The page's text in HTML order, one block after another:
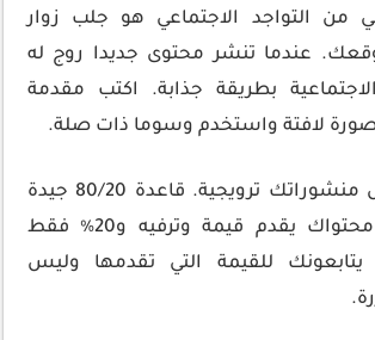
من التواجد الاجتماعي هو جلب زوار
عندما تنشر محتوى جديدا روج له
بطريقة جذابة. اكتب مقدمة
لافتة واستخدم وسوما ذات صلة.
لكن لا تجعل كل منشوراتك ترويجية. قاعدة 80/20 جيدة
حيث 80٪ من محتواك يقدم قيمة وترفيه و20٪ فقط
يتابعونك للقيمة التي تقدمها وليس